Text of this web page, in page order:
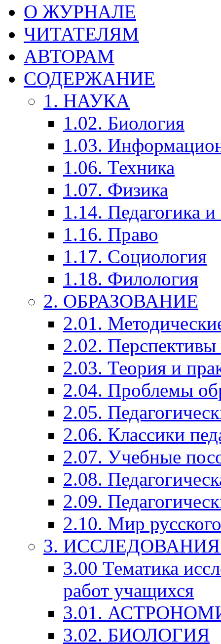
О ЖУРНАЛЕ
ЧИТАТЕЛЯМ
АВТОРАМ
СОДЕРЖАНИЕ
1. НАУКА
1.02. Биология
1.03.
1.06. Техника
1.07. Физика
1.14. Педагогика
1.16. Право
1.17. Социология
1.18. Филология
2. ОБРАЗОВАНИЕ
2.01.
2.02. Перспективы
2.03. Теория и
2.04. Проблемы
2.05.
2.06. Классики
2.07. Учебные
2.08.
2.09.
2.10. Мир
3.
3.00 Тематика
работ учащихся
3.01.
3.02. БИОЛОГИЯ